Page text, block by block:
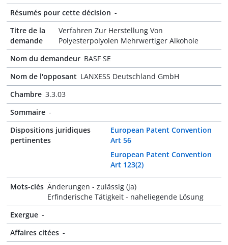
Résumés pour cette décision -
Titre de la
demande
Verfahren Zur Herstellung Von
Polyesterpolyolen Mehrwertiger Alkohole
Nom du demandeur BASF SE
Nom de l'opposant LANXESS Deutschland GmbH
Chambre 3.3.03
Sommaire -
Dispositions juridiques
pertinentes
European Patent Convention
Art 56
European Patent Convention
Art 123(2)
Mots-clés Änderungen - zulässig (ja)
Erfinderische Tätigkeit - naheliegende Lösung
Exergue -
Affaires citées -